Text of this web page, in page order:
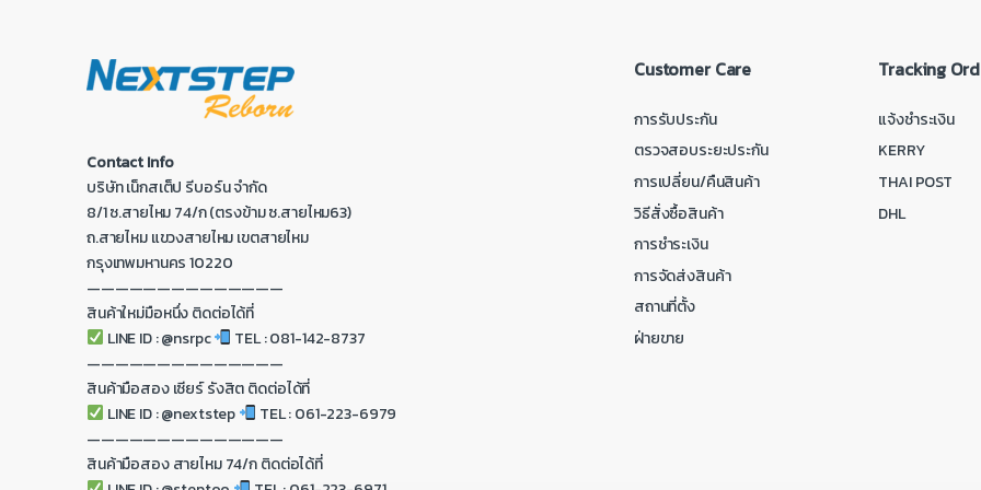
Contact Info
บริษัท เน็กสเต็ป รีบอร์น จำกัด
8/1 ซ.สายไหม 74/ก (ตรงข้าม ซ.สายไหม63)
ถ.สายไหม แขวงสายไหม เขตสายไหม
กรุงเทพมหานคร 10220
——————————————
สินค้าใหม่มือหนึ่ง ติดต่อได้ที่
LINE ID : @nsrpc
TEL : 081-142-8737
——————————————
สินค้ามือสอง เซียร์ รังสิต ติดต่อได้ที่
LINE ID : @nextstep
TEL : 061-223-6979
——————————————
สินค้ามือสอง สายไหม 74/ก ติดต่อได้ที่
Customer Care
การรับประกัน
ตรวจสอบระยะประกัน
การเปลี่ยน/คืนสินค้า
วิธีสั่งซื้อสินค้า
การชำระเงิน
การจัดส่งสินค้า
สถานที่ตั้ง
ฝ่ายขาย
Tracking
แจ้งชำระเงิน
KERRY
THAI POST
DHL